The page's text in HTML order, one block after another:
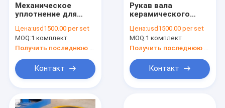
Механическое
уплотнение для
большой винной
бутылки миссии к
стороне вольфрама
высококачественной
Цена:usd1500.00 per set
MOQ:1 комплект
Контакт
Рукав вала
керамического
вольфрама насоса
большой винной
бутылки миссии к
стороне вольфрама
высококачественной
Цена:usd1500.00 per set
MOQ:1 комплект
Контакт